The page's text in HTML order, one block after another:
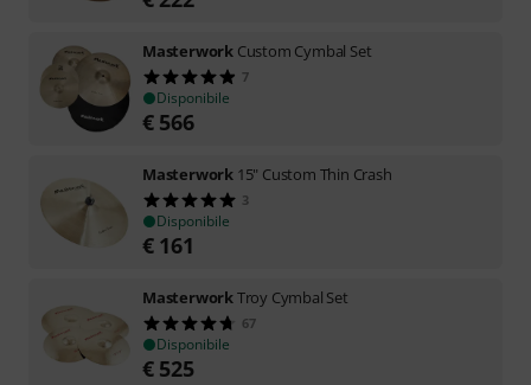
Masterwork Custom Cymbal Set
7
Disponibile
€ 566
Masterwork 15" Custom Thin Crash
3
Disponibile
€ 161
MasterworkTroy Cymbal Set
67
Disponibile
€ 525